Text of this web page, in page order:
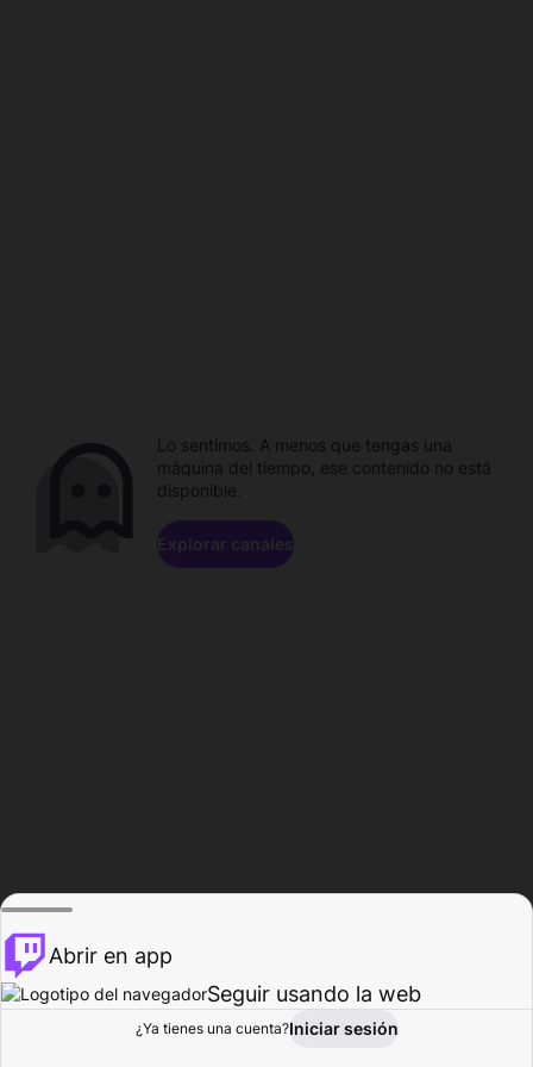
Explorar Actividad
Lo sentimos. A menos que tengas una
máquina del tiempo, ese contenido no está
disponible.
Explorar canales
Abrir en app
Seguir usando la web
¿Ya tienes una cuenta?Iniciar sesión